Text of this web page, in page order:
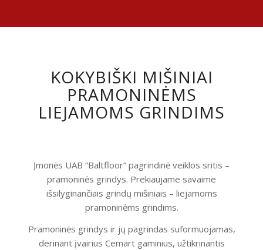
KOKYBIŠKI MIŠINIAI
PRAMONINĖMS
LIEJAMOMS GRINDIMS
Įmonės UAB “Baltfloor” pagrindinė veiklos sritis –
pramoninės grindys. Prekiaujame savaime
išsilyginančiais grindų mišiniais – liejamoms
pramoninėms grindims.
Pramoninės grindys ir jų pagrindas suformuojamas,
derinant įvairius Cemart gaminius, užtikrinantis